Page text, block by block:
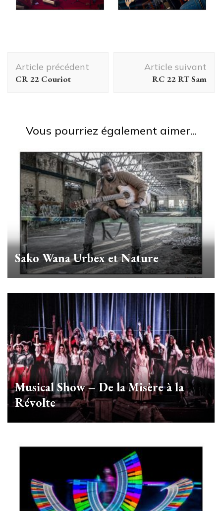
d'article
Article précédent
CR 22 Couriot
Article suivant
RC 22 RT Sam
Vous pourriez également aimer...
Sako Wana Urbex et Nature
Musical Show – De la Misère à la
Révolte